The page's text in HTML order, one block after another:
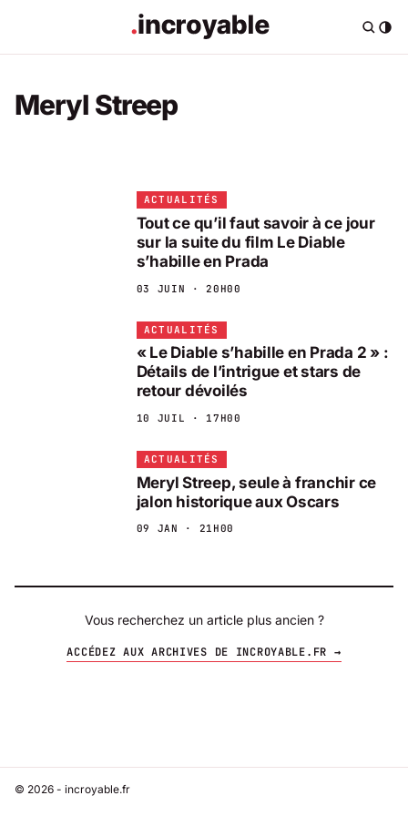
Meryl Streep
ACTUALITÉS
Tout ce qu’il faut savoir à ce jour
sur la suite du film Le Diable
s’habille en Prada
03 JUIN · 20H00
ACTUALITÉS
« Le Diable s’habille en Prada 2 » :
Détails de l’intrigue et stars de
retour dévoilés
10 JUIL · 17H00
ACTUALITÉS
Meryl Streep, seule à franchir ce
jalon historique aux Oscars
09 JAN · 21H00
Vous recherchez un article plus ancien ?
ACCÉDEZ AUX ARCHIVES DE INCROYABLE.FR →
© 2026 - incroyable.fr